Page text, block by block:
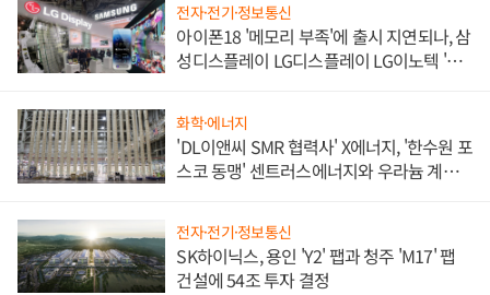
전자·전기·정보통신
아이폰18 '메모리 부족'에 출시 지연되나, 삼
성디스플레이 LG디스플레이 LG이노텍 '탈
화학·에너지
'DL이앤씨 SMR 협력사' X에너지, '한수원 포
스코 동맹' 센트러스에너지와 우라늄 계약
전자·전기·정보통신
SK하이닉스, 용인 'Y2' 팹과 청주 'M17' 팹
건설에 54조 투자 결정